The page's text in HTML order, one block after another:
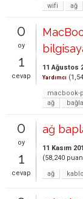
wifi
ağ
0
oy
1
cevap
11 Ağustos
Yardımcı (
macbook-
ağ
0
oy
1
cevap
ağ
11 Kasım
(58,240
ağ